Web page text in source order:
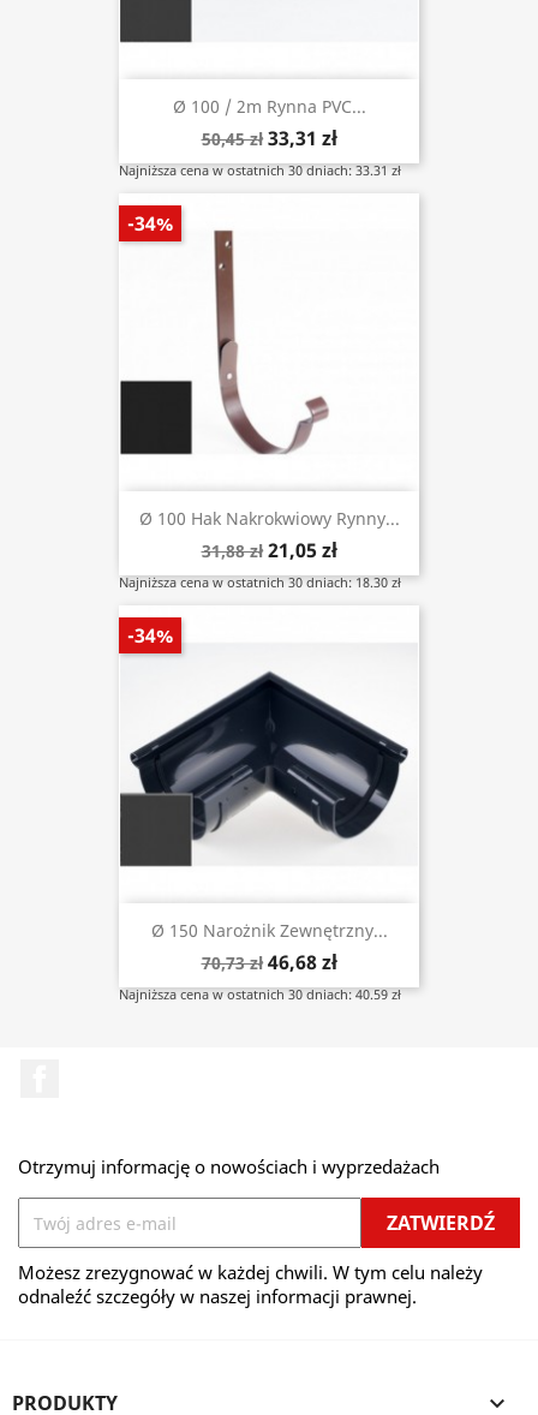
Ø 100 / 2m Rynna PVC...
50,45 zł 33,31 zł
Najniższa cena w ostatnich 30 dniach: 33.31 zł
Ø 100 Hak Nakrokwiowy Rynny...
31,88 zł 21,05 zł
Najniższa cena w ostatnich 30 dniach: 18.30 zł
-34%
Ø 150 Narożnik Zewnętrzny...
70,73 zł 46,68 zł
Najniższa cena w ostatnich 30 dniach: 40.59 zł
-34%
Otrzymuj informację o nowościach i wyprzedażach
Możesz zrezygnować w każdej chwili. W tym celu należy
odnaleźć szczegóły w naszej informacji prawnej.
PRODUKTY 